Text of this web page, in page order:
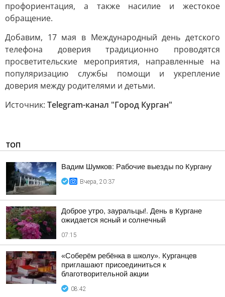
профориентация, а также насилие и жестокое
обращение.
Добавим, 17 мая в Международный день детского
телефона доверия традиционно проводятся
просветительские мероприятия, направленные на
популяризацию службы помощи и укрепление
доверия между родителями и детьми.
Источник: Telegram-канал "Город Курган"
ТОП
Вадим Шумков: Рабочие выезды по Кургану
Вчера, 20:37
Доброе утро, зауральцы!. День в Кургане
ожидается ясный и солнечный
07:15
«Соберём ребёнка в школу». Курганцев
приглашают присоединиться к
благотворительной акции
08:42